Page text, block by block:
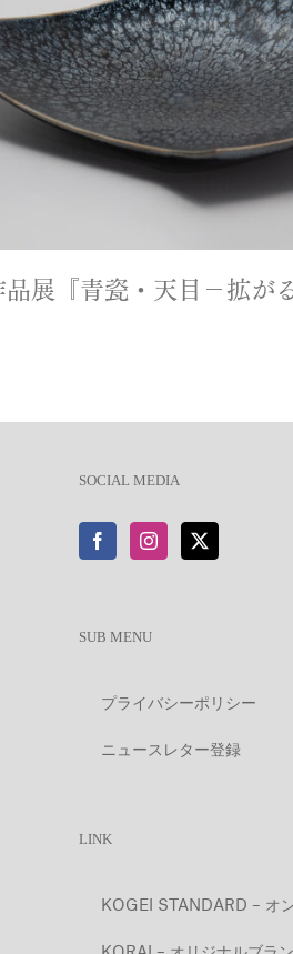
品展『青瓷・天目－拡
SOCIAL MEDIA
SUB MENU
プライバシーポリシー
ニュースレター登録
LINK
KOGEI STANDARD – オ